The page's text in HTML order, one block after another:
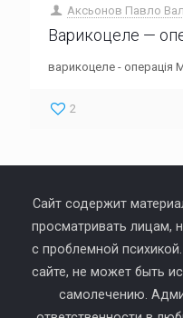
Аксьонов Павло
Варикоцеле —
варикоцеле - операція
2
Сайт содержит
просматривать лицам,
с проблемной
сайте, не может быть
самолечению.